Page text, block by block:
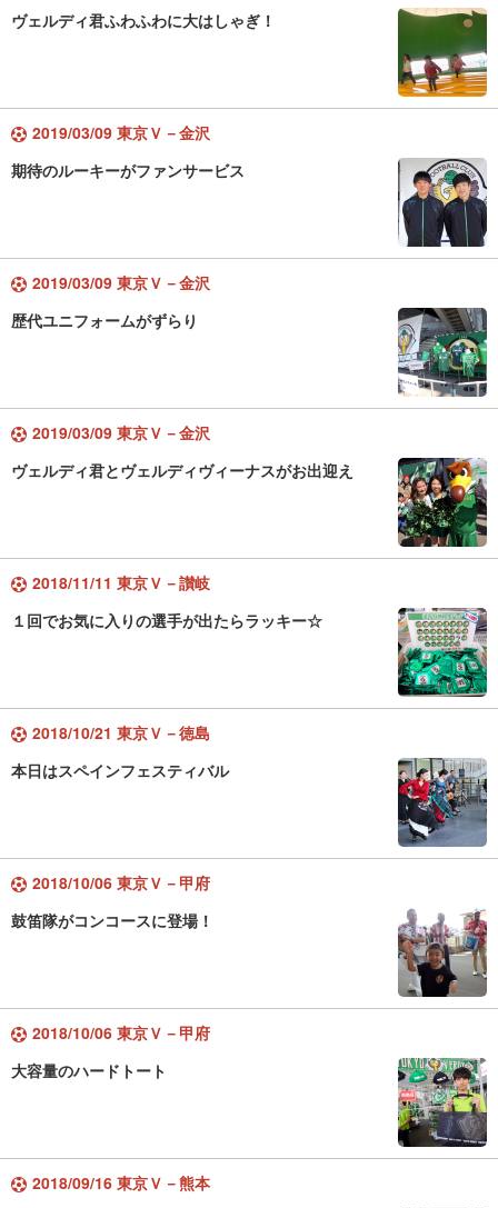
ヴェルディ君ふわふわに大はしゃぎ！
2019/03/09 東京Ｖ－金沢
期待のルーキーがファンサービス
2019/03/09 東京Ｖ－金沢
歴代ユニフォームがずらり
2019/03/09 東京Ｖ－金沢
ヴェルディ君とヴェルディヴィーナスがお出迎え
2018/11/11 東京Ｖ－讃岐
１回でお気に入りの選手が出たらラッキー☆
2018/10/21 東京Ｖ－徳島
本日はスペインフェスティバル
2018/10/06 東京Ｖ－甲府
鼓笛隊がコンコースに登場！
2018/10/06 東京Ｖ－甲府
大容量のハードトート
2018/09/16 東京Ｖ－熊本